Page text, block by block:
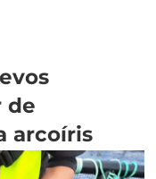
de
arcoíris